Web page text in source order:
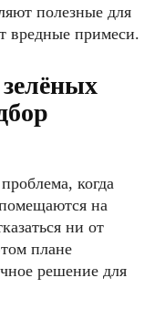
полезные для
вредные примеси.
когда
на
ни от
плане
решение для